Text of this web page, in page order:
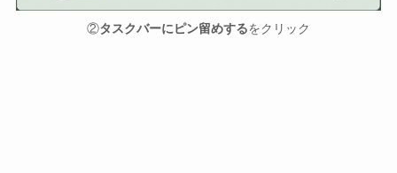
②タスクバーにピン留めするをクリック